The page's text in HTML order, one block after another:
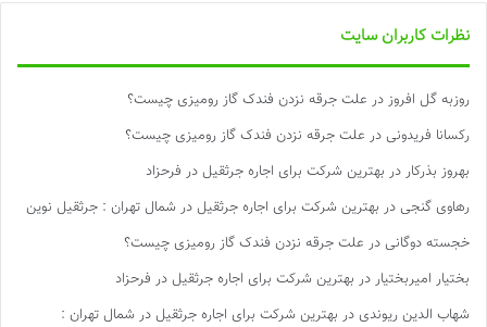
نظرات کاربران سایت
روزبه گل افروز در علت جرقه نزدن فندک گاز رومیزی چیست؟
رکسانا فریدونی در علت جرقه نزدن فندک گاز رومیزی چیست؟
بهروز بذرکار در بهترین شرکت برای اجاره جرثقیل در فرحزاد
رهاوی گنجی در بهترین شرکت برای اجاره جرثقیل در شمال تهران : جرثقیل نوین
خجسته دوگانی در علت جرقه نزدن فندک گاز رومیزی چیست؟
بختیار امیربختیار در بهترین شرکت برای اجاره جرثقیل در فرحزاد
شهاب الدین ریوندی در بهترین شرکت برای اجاره جرثقیل در شمال تهران :